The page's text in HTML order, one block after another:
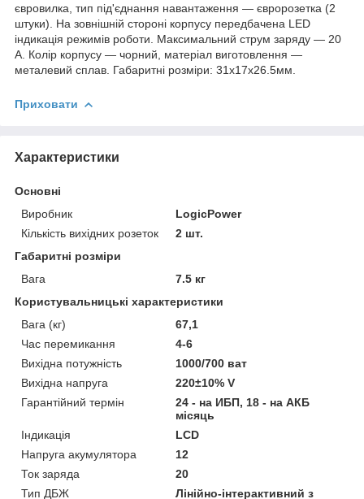
євровилка, тип під'єднання навантаження — євророзетка (2
штуки). На зовнішній стороні корпусу передбачена LED
індикація режимів роботи. Максимальний струм заряду — 20
А. Колір корпусу — чорний, матеріал виготовлення —
металевий сплав. Габаритні розміри: 31х17х26.5мм.
Приховати
Характеристики
Основні
Виробник
LogicPower
Кількість вихідних розеток
2 шт.
Габаритні розміри
Вага
7.5 кг
Користувальницькі характеристики
Вага (кг)
67,1
Час перемикання
4-6
Вихідна потужність
1000/700 ват
Вихідна напруга
220±10% V
Гарантійний термін
24 - на ИБП, 18 - на АКБ
місяць
Індикація
LCD
Напруга акумулятора
12
Ток заряда
20
Тип ДБЖ
Лінійно-інтерактивний з